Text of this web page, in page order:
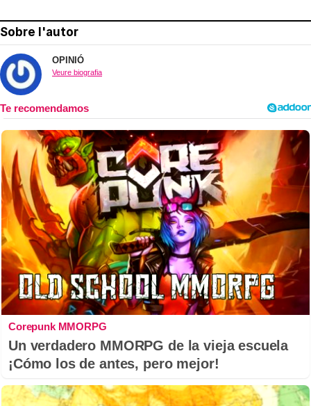
Sobre l'autor
OPINIÓ
Veure biografia
Corepunk MMORPG
Un verdadero MMORPG de la vieja escuela
¡Cómo los de antes, pero mejor!